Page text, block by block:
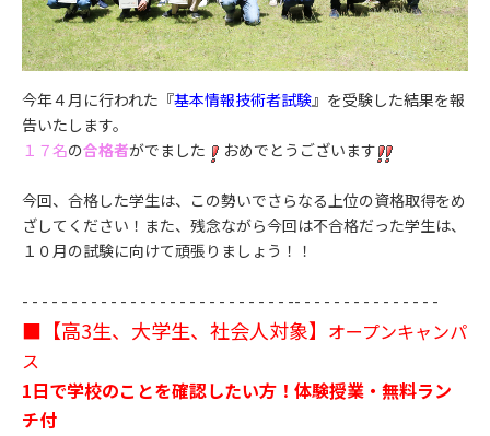
今年４月に行われた『基本情報技術者試験』を受験した結果を報
告いたします。
１７名の合格者がでました おめでとうございます
今回、合格した学生は、この勢いでさらなる上位の資格取得をめ
ざしてください！また、残念ながら今回は不合格だった学生は、
１０月の試験に向けて頑張りましょう！！
- - - - - - - - - - - - - - - - - - - - - - - - - - - -- - - - - - - - - - - - - - -
■【高3生、大学生、社会人対象】 オープンキャンパ
ス
1日で学校のことを確認したい方！体験授業・無料ラン
チ付